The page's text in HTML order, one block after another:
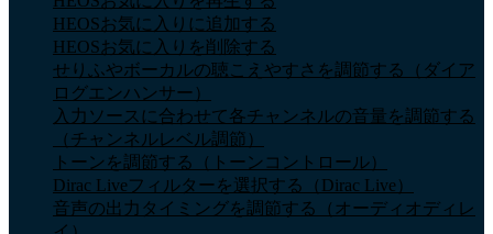
HEOSお気に入りに追加する
HEOSお気に入りを削除する
せりふやボーカルの聴こえやすさを調節する（ダイア
ログエンハンサー）
入力ソースに合わせて各チャンネルの音量を調節する
（チャンネルレベル調節）
トーンを調節する（トーンコントロール）
Dirac Liveフィルターを選択する（Dirac Live）
音声の出力タイミングを調節する（オーディオディレ